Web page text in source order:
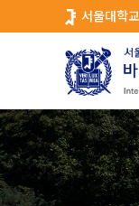
로
뉴
서울대학교